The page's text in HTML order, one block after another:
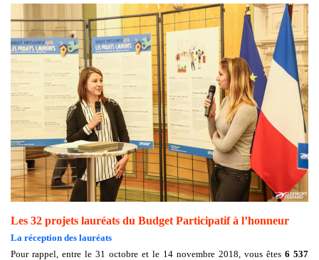
Les 32 projets lauréats du Budget Participatif à l’honneur
La réception des lauréats
Pour rappel, entre le 31 octobre et le 14 novembre 2018, vous êtes 6 537